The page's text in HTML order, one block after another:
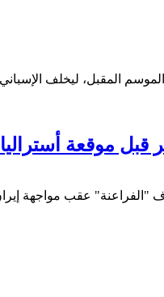
المقبل، ليخلف
موقعة أستراليا
عقب مواجهة